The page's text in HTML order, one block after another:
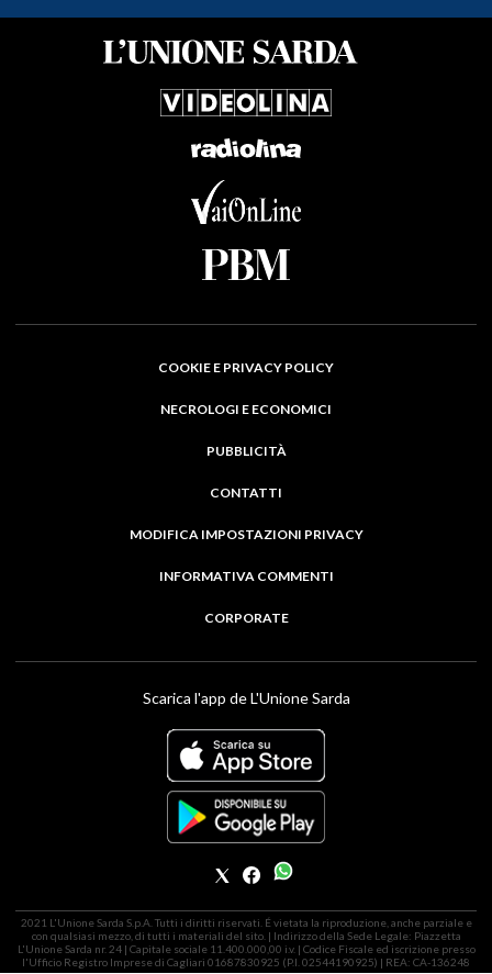
COOKIE E PRIVACY POLICY
NECROLOGI E ECONOMICI
PUBBLICITÀ
CONTATTI
MODIFICA IMPOSTAZIONI PRIVACY
INFORMATIVA COMMENTI
CORPORATE
Scarica l'app de L'Unione Sarda
2021 L'Unione Sarda S.p.A. Tutti i diritti riservati. É vietata la riproduzione, anche parziale e
con qualsiasi mezzo, di tutti i materiali del sito. | Indirizzo della Sede Legale: Piazzetta
L'Unione Sarda nr. 24 | Capitale sociale 11.400.000,00 i.v. | Codice Fiscale ed iscrizione presso
l'Ufficio Registro Imprese di Cagliari 01687830925 (P.I. 02544190925) | REA: CA-136248